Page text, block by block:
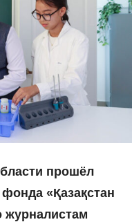
прошёл
«Қазақстан
журналистам